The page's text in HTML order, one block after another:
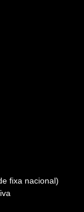
fixa nacional)